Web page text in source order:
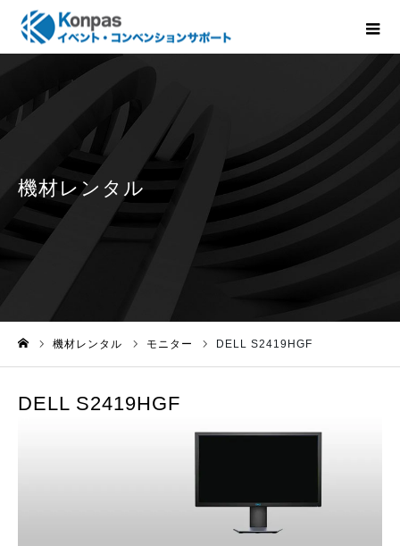
機材レンタル モニター DELL S2419HGF
DELL S2419HGF